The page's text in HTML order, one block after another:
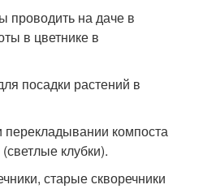
посадки растений в
компоста
клубки).
старые скворечники